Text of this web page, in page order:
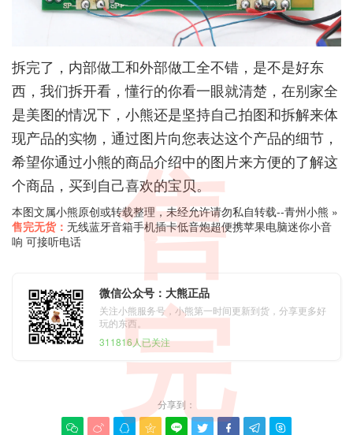
拆完了，内部做工和外部做工全不错，是不是好东
西，我们拆开看，懂行的你看一眼就清楚，在别家全
是美图的情况下，小熊还是坚持自己拍图和拆解来体
现产品的实物，通过图片向您表达这个产品的细节，
希望你通过小熊的商品介绍中的图片来方便的了解这
个商品，买到自己喜欢的宝贝。
本图文属小熊原创或转载整理，未经允许请勿私自转载--青州小熊 »
售完无货： 无线蓝牙音箱手机插卡低音炮超便携苹果电脑迷你小音
响 可接听电话
微信公众号：大熊正品
关注小熊服务号，小熊第一时间更新到货，分享更多好
玩的东西。
311816人已关注
分享到：
        
售
完